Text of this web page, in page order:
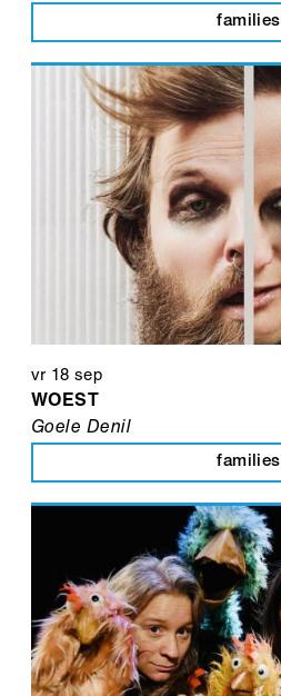
families
vr 18 sep
WOEST
Goele Denil
families